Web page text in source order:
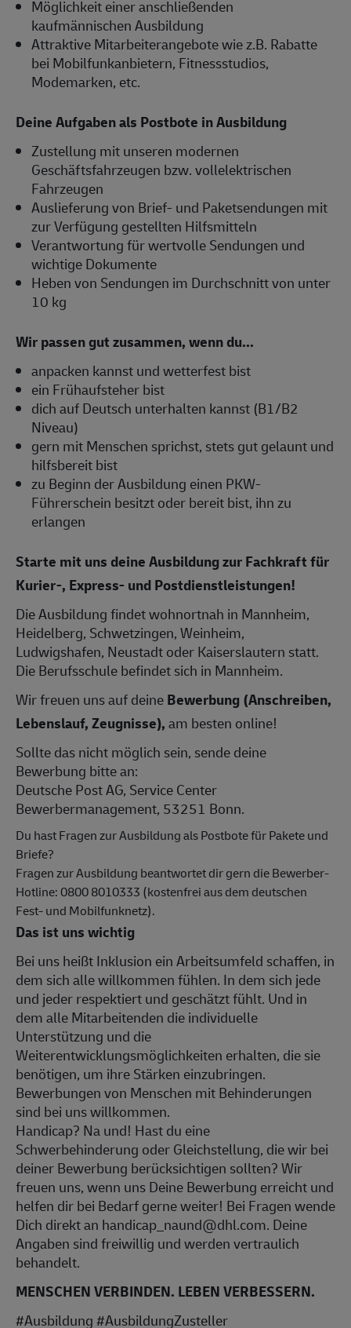
Möglichkeit einer anschließenden
kaufmännischen Ausbildung
Attraktive Mitarbeiterangebote wie z.B. Rabatte
bei Mobilfunkanbietern, Fitnessstudios,
Modemarken, etc.
Deine Aufgaben als Postbote in Ausbildung
Zustellung mit unseren modernen
Geschäftsfahrzeugen bzw. vollelektrischen
Fahrzeugen
Auslieferung von Brief- und Paketsendungen mit
zur Verfügung gestellten Hilfsmitteln
Verantwortung für wertvolle Sendungen und
wichtige Dokumente
Heben von Sendungen im Durchschnitt von unter
10 kg
Wir passen gut zusammen, wenn du...
anpacken kannst und wetterfest bist
ein Frühaufsteher bist
dich auf Deutsch unterhalten kannst (B1/B2
Niveau)
gern mit Menschen sprichst, stets gut gelaunt und
hilfsbereit bist
zu Beginn der Ausbildung einen PKW-
Führerschein besitzt oder bereit bist, ihn zu
erlangen
Starte mit uns deine Ausbildung zur Fachkraft für
Kurier-, Express- und Postdienstleistungen!
Die Ausbildung findet wohnortnah in Mannheim,
Heidelberg, Schwetzingen, Weinheim,
Ludwigshafen, Neustadt oder Kaiserslautern statt.
Die Berufsschule befindet sich in Mannheim.
Wir freuen uns auf deineBewerbung (Anschreiben,
Lebenslauf, Zeugnisse),am besten online!
Sollte das nicht möglich sein, sende deine
Bewerbung bitte an:
Deutsche Post AG, Service Center
Bewerbermanagement, 53251 Bonn.
Du hast Fragen zur Ausbildung als Postbote für Pakete und
Briefe?
Fragen zur Ausbildung beantwortet dir gern die Bewerber-
Hotline: 0800 8010333 (kostenfrei aus dem deutschen
Fest- und Mobilfunknetz).
Das ist uns wichtig
Bei uns heißt Inklusion ein Arbeitsumfeld schaffen, in
dem sich alle willkommen fühlen. In dem sich jede
und jeder respektiert und geschätzt fühlt. Und in
dem alle Mitarbeitenden die individuelle
Unterstützung und die
Weiterentwicklungsmöglichkeiten erhalten, die sie
benötigen, um ihre Stärken einzubringen.
Bewerbungen von Menschen mit Behinderungen
sind bei uns willkommen.
Handicap? Na und! Hast du eine
Schwerbehinderung oder Gleichstellung, die wir bei
deiner Bewerbung berücksichtigen sollten? Wir
freuen uns, wenn uns Deine Bewerbung erreicht und
helfen dir bei Bedarf gerne weiter! Bei Fragen wende
Dich direkt an handicap_naund@dhl.com. Deine
Angaben sind freiwillig und werden vertraulich
behandelt.
MENSCHEN VERBINDEN. LEBEN VERBESSERN.
#Ausbildung #AusbildungZusteller